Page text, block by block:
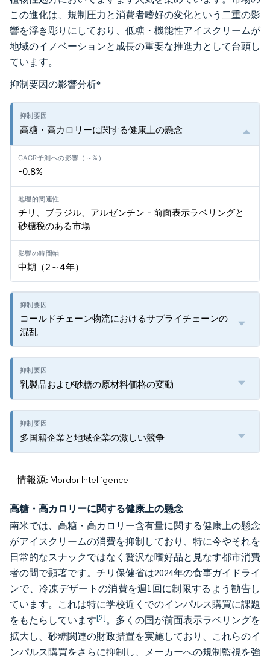
この進化は、規制圧力と消費者嗜好の変化という二重の影
響を浮き彫りにしており、低糖・機能性アイスクリームが
地域のイノベーションと成長の重要な推進力として台頭し
ています。
抑制要因の影響分析*
高糖・高カロリーに関する健康上の懸念
-0.8%
チリ、ブラジル、アルゼンチン - 前面表示ラベリングと
砂糖税のある市場
中期（2～4年）
コールドチェーン物流におけるサプライチェーンの
混乱
乳製品および砂糖の原材料価格の変動
多国籍企業と地域企業の激しい競争
情報源: Mordor Intelligence
高糖・高カロリーに関する健康上の懸念
南米では、高糖・高カロリー含有量に関する健康上の懸念
がアイスクリームの消費を抑制しており、特に今やそれを
日常的なスナックではなく贅沢な嗜好品と見なす都市消費
者の間で顕著です。チリ保健省は2024年の食事ガイドライ
ンで、冷凍デザートの消費を週1回に制限するよう勧告し
ています。これは特に学校近くでのインパルス購買に課題
をもたらしています[2]。多くの国が前面表示ラベリングを
拡大し、砂糖関連の財政措置を実施しており、これらのイ
ンパルス購買をさらに抑制し、メーカーへの規制監視を強